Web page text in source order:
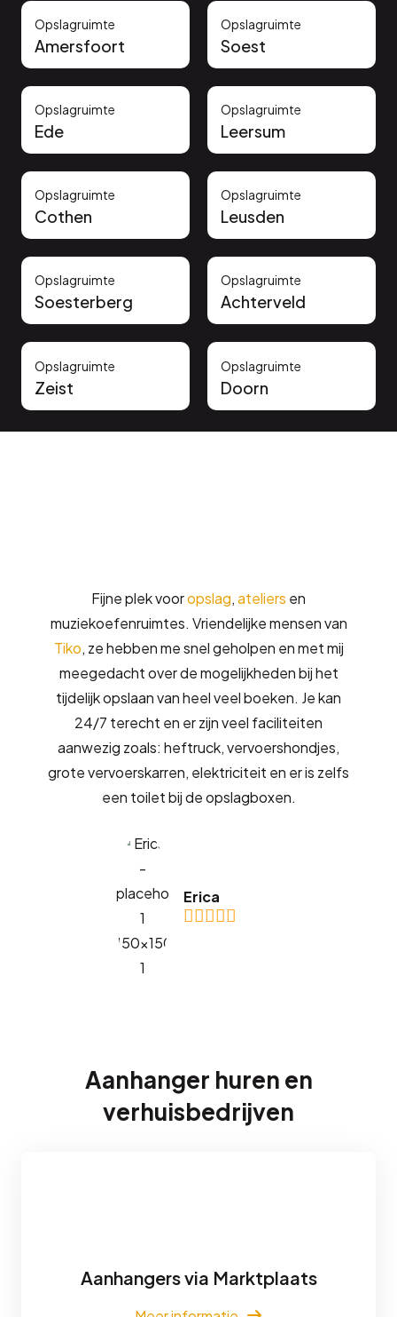
Opslagruimte
Amersfoort
Opslagruimte
Soest
Opslagruimte
Ede
Opslagruimte
Leersum
Opslagruimte
Cothen
Opslagruimte
Leusden
Opslagruimte
Soesterberg
Opslagruimte
Achterveld
Opslagruimte
Zeist
Opslagruimte
Doorn
Fijne plek vooropslag,ateliers en
muziekoefenruimtes. Vriendelijke mensen van
Tiko, ze hebben me snel geholpen en met mij
meegedacht over de mogelijkheden bij het
tijdelijk opslaan van heel veel boeken. Je kan
24/7 terecht en er zijn veel faciliteiten
aanwezig zoals: heftruck, vervoershondjes,
grote vervoerskarren, elektriciteit en er is zelfs
een toilet bij de opslagboxen.
Erica
Aanhanger huren en
verhuisbedrijven
Aanhangers via Marktplaats